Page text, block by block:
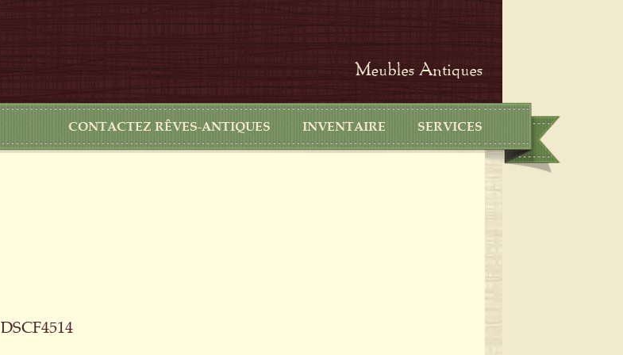
CONTACTEZ RÊVES-ANTIQUES INVENTAIRE SERVICES
DSCF4514